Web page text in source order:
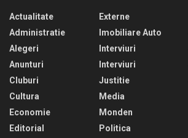
Actualitate
Administratie
Alegeri
Anunturi
Cluburi
Cultura
Economie
Editorial
Externe
Imobiliare Auto
Interviuri
Interviuri
Justitie
Media
Monden
Politica